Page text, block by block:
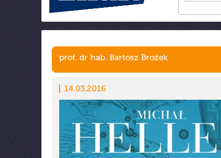
prof. dr hab. Bartosz Brożek
14.03.2016